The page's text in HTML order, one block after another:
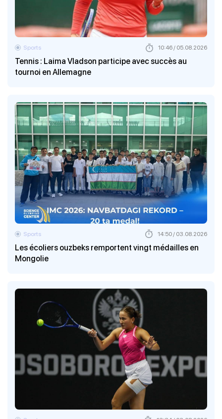
Tennis : Laima Vladson participe avec succès au
tournoi en Allemagne
Sports 10:46 / 05.08.2026
Les écoliers ouzbeks remportent vingt médailles en
Mongolie
Sports 14:50 / 03.08.2026